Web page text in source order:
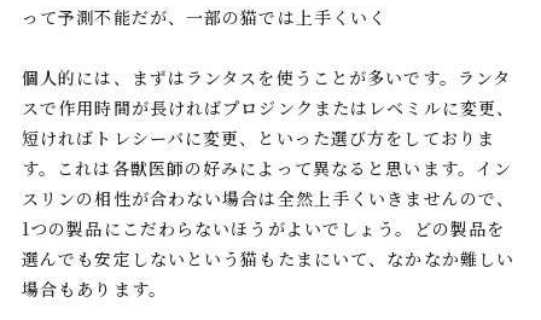
って予測不能だが、一部の猫では上手くいく
個人的には、まずはランタスを使うことが多いです。ランタ
スで作用時間が長ければプロジンクまたはレベミルに変更、
短ければトレシーバに変更、といった選び方をしておりま
す。これは各獣医師の好みによって異なると思います。イン
スリンの相性が合わない場合は全然上手くいきませんので、
1つの製品にこだわらないほうがよいでしょう。どの製品を
選んでも安定しないという猫もたまにいて、なかなか難しい
場合もあります。